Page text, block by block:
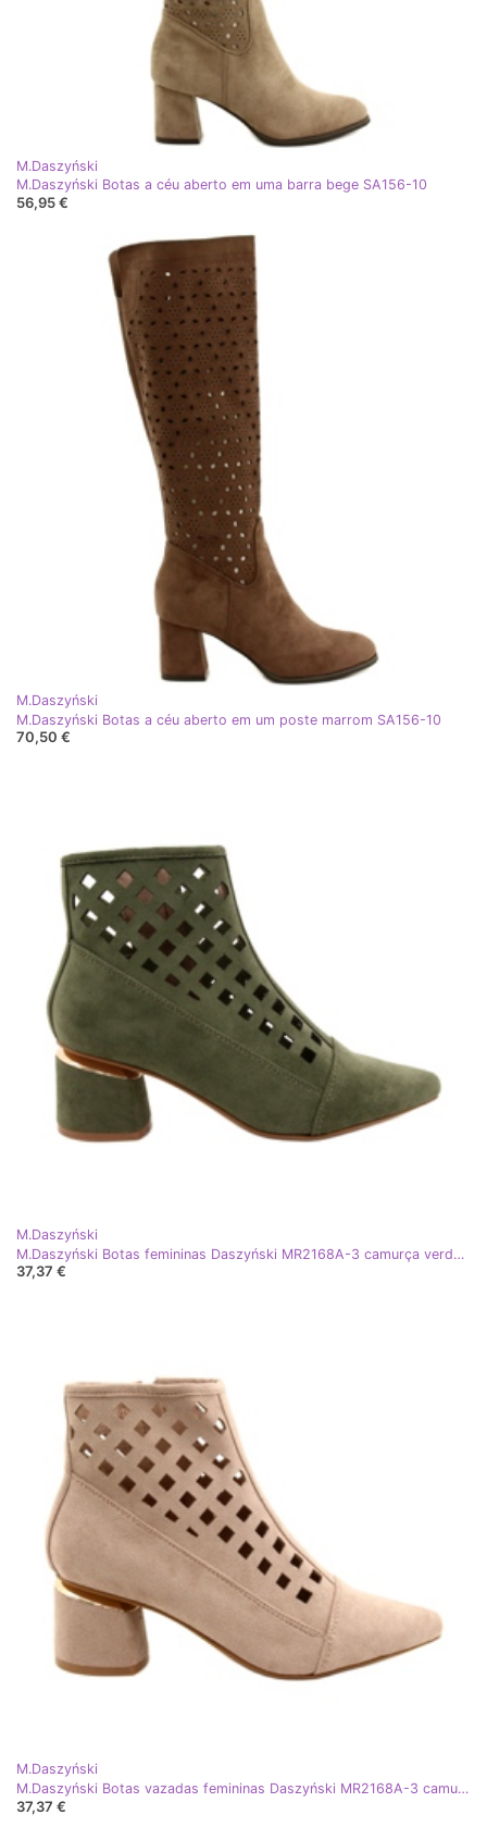
M.Daszyński
M.Daszyński Botas a céu aberto em uma barra bege SA156-10
56,95 €
M.Daszyński
M.Daszyński Botas a céu aberto em um poste marrom SA156-10
70,50 €
M.Daszyński
M.Daszyński Botas femininas Daszyński MR2168A-3 camurça verde vazado
37,37 €
M.Daszyński
M.Daszyński Botas vazadas femininas Daszyński MR2168A-3 camurça Bege
37,37 €